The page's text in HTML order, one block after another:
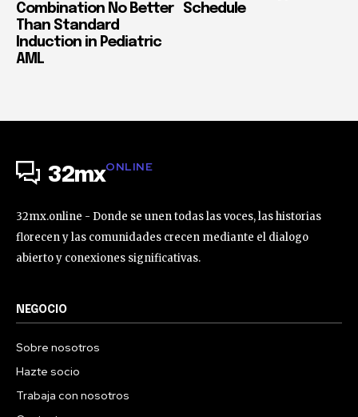
Combination No Better
Than Standard
Induction in Pediatric
AML
Schedule
32mxONLINE
32mx.online - Donde se unen todas las voces, las historias
florecen y las comunidades crecen mediante el dialogo
abierto y conexiones significativas.
NEGOCIO
Sobre nosotros
Hazte socio
Trabaja con nosotros